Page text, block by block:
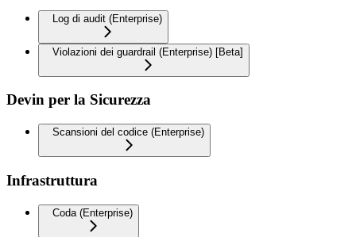
Log di audit (Enterprise)
Violazioni dei guardrail (Enterprise) [Beta]
Devin per la Sicurezza
Scansioni del codice (Enterprise)
Infrastruttura
Coda (Enterprise)